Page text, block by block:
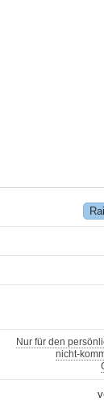
Nur für den
nicht-